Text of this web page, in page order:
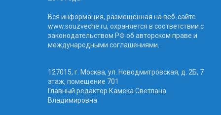
Вся информация, размещенная на веб-сайте
www.souzveche.ru, охраняется в соответствии с
законодательством РФ об авторском праве и
международными соглашениями.
127015, г. Москва, ул. Новодмитровская, д. 2Б, 7
этаж, помещение 701
Главный редактор Камека Светлана
Владимировна